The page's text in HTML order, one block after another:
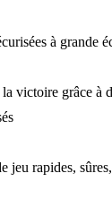
à grande
victoire grâce à
jeu rapides,